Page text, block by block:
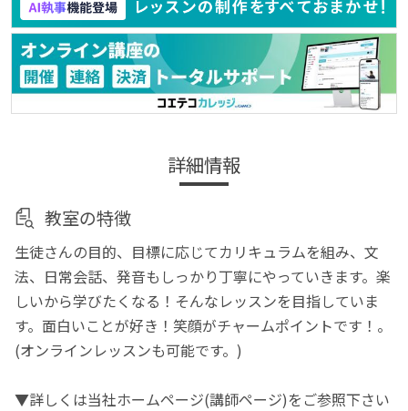
詳細情報
教室の特徴
生徒さんの目的、目標に応じてカリキュラムを組み、文
法、日常会話、発音もしっかり丁寧にやっていきます。楽
しいから学びたくなる！そんなレッスンを目指していま
す。面白いことが好き！笑顔がチャームポイントです！。
(オンラインレッスンも可能です。)
▼詳しくは当社ホームページ(講師ページ)をご参照下さい